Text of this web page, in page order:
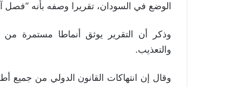
الوضع في السودان، تقريرا وصفه بأنه
وذكر أن التقرير يوثق أنماطا مستمرة
والتعذيب.
وقال إن انتهاكات القانون الدولي من